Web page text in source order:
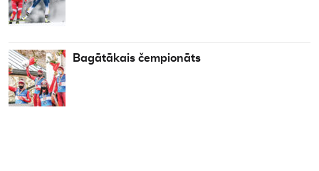
Bagātākais čempionāts